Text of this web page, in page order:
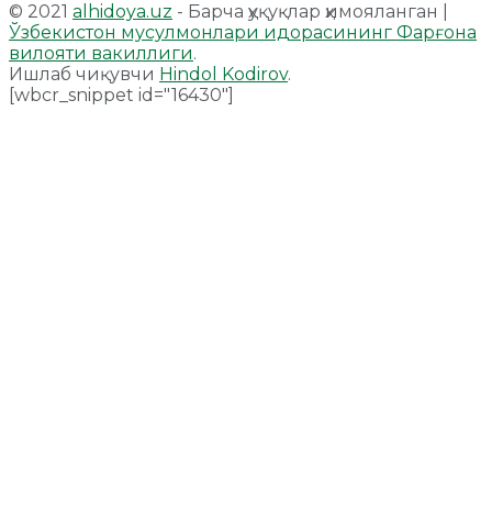
© 2021 alhidoya.uz - Барча ҳуқуқлар ҳимояланган |
Ўзбекистон мусулмонлари идорасининг Фарғона
вилояти вакиллиги.
Ишлаб чиқувчи Hindol Kodirov.
[wbcr_snippet id="16430"]